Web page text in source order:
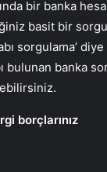
bir banka
basit bir
sorgulama’
bulunan banka
borçlarınız